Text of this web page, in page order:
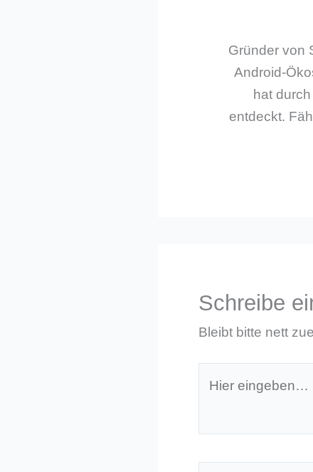
Gründer von
Android-
hat
entdeckt.
Schreibe
Bleibt bitte nett
eingeben…